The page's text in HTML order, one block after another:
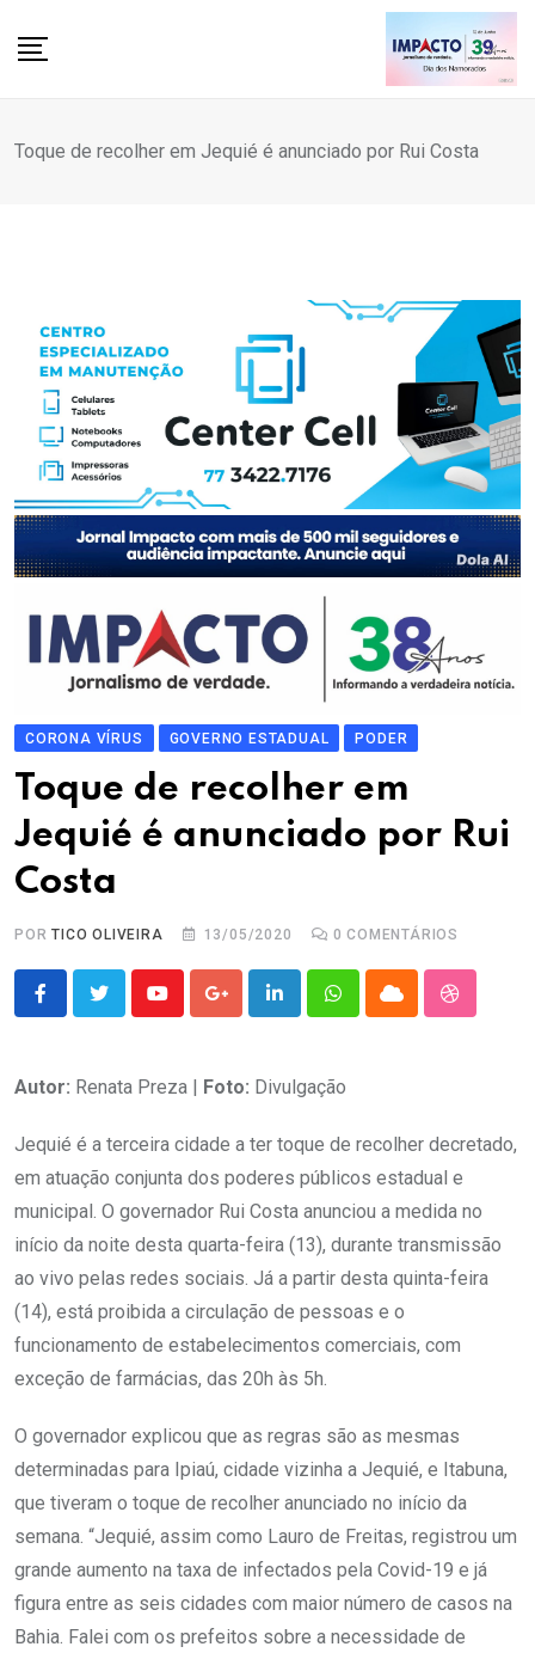
Toque de recolher em Jequié é anunciado por Rui Costa
CORONA VÍRUS GOVERNO ESTADUAL PODER
Toque de recolher em
Jequié é anunciado por Rui
Costa
PORTICO OLIVEIRA 13/05/2020 0 COMENTÁRIOS
YoutubeGoogle+LinkedInWhatsappCloud
Autor: Renata Preza | Foto: Divulgação
Jequié é a terceira cidade a ter toque de recolher decretado,
em atuação conjunta dos poderes públicos estadual e
municipal. O governador Rui Costa anunciou a medida no
início da noite desta quarta-feira (13), durante transmissão
ao vivo pelas redes sociais. Já a partir desta quinta-feira
(14), está proibida a circulação de pessoas e o
funcionamento de estabelecimentos comerciais, com
exceção de farmácias, das 20h às 5h.
O governador explicou que as regras são as mesmas
determinadas para Ipiaú, cidade vizinha a Jequié, e Itabuna,
que tiveram o toque de recolher anunciado no início da
semana. “Jequié, assim como Lauro de Freitas, registrou um
grande aumento na taxa de infectados pela Covid-19 e já
figura entre as seis cidades com maior número de casos na
Bahia. Falei com os prefeitos sobre a necessidade de